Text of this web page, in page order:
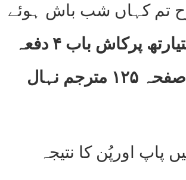
تم کہاں شب باش ہوئے
(ستیارتھ پرکاش باب ۴ دفعہ
۱۳۰ بھومکاصفحہ ۱۲۵ مترجم نہال
پاپ اورپُن کا نتیجہ